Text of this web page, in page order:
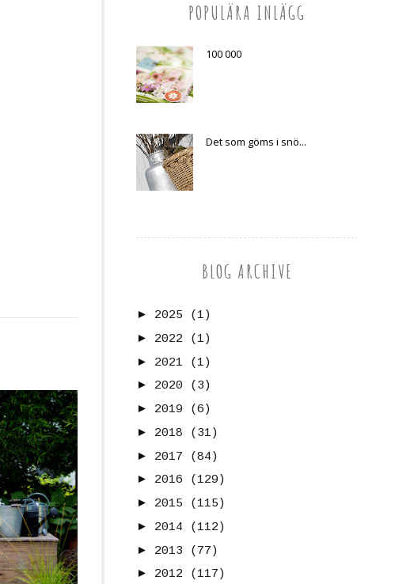
POPULÄRA INLÄGG
100 000
Det som göms i snö...
BLOG ARCHIVE
► 2025
(1)
► 2022
(1)
► 2021
(1)
► 2020
(3)
► 2019
(6)
► 2018
(31)
► 2017
(84)
► 2016
(129)
► 2015
(115)
► 2014
(112)
► 2013
(77)
► 2012
(117)